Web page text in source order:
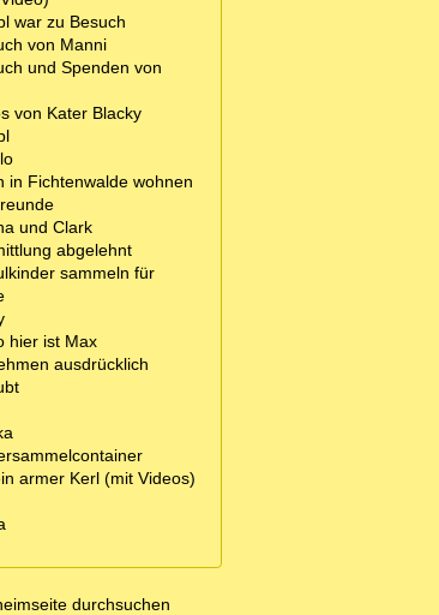
war zu Besuch
von Manni
und Spenden von
von Kater Blacky
in Fichtenwalde wohnen
und Clark
abgelehnt
sammeln für
hier ist Max
ausdrücklich
armer Kerl (mit Videos)
durchsuchen